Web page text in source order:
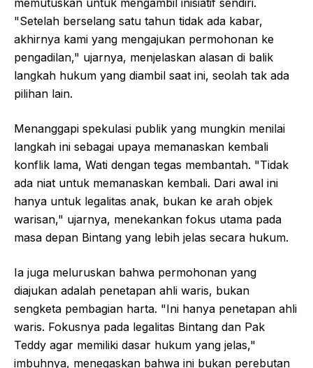
"Setelah berselang satu tahun tidak ada kabar,
akhirnya kami yang mengajukan permohonan ke
pengadilan," ujarnya, menjelaskan alasan di balik
langkah hukum yang diambil saat ini, seolah tak ada
pilihan lain.
Menanggapi spekulasi publik yang mungkin menilai
langkah ini sebagai upaya memanaskan kembali
konflik lama, Wati dengan tegas membantah. "Tidak
ada niat untuk memanaskan kembali. Dari awal ini
hanya untuk legalitas anak, bukan ke arah objek
warisan," ujarnya, menekankan fokus utama pada
masa depan Bintang yang lebih jelas secara hukum.
Ia juga meluruskan bahwa permohonan yang
diajukan adalah penetapan ahli waris, bukan
sengketa pembagian harta. "Ini hanya penetapan ahli
waris. Fokusnya pada legalitas Bintang dan Pak
Teddy agar memiliki dasar hukum yang jelas,"
imbuhnya, menegaskan bahwa ini bukan perebutan